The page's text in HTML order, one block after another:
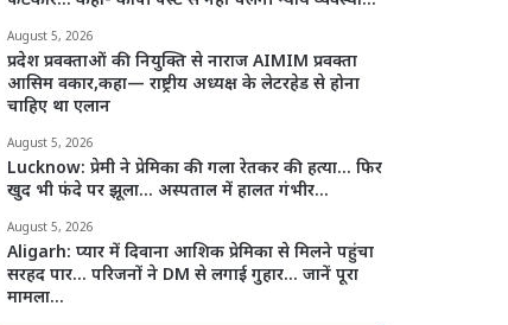
August 5, 2026
प्रदेश प्रवक्ताओं की नियुक्ति से नाराज AIMIM प्रवक्ता
आसिम वकार,कहा— राष्ट्रीय अध्यक्ष के लेटरहेड से होना
चाहिए था एलान
August 5, 2026
Lucknow: प्रेमी ने प्रेमिका की गला रेतकर की हत्या… फिर
खुद भी फंदे पर झूला… अस्पताल में हालत गंभीर…
August 5, 2026
Aligarh: प्यार में दिवाना आशिक प्रेमिका से मिलने पहुंचा
सरहद पार… परिजनों ने DM से लगाई गुहार… जानें पूरा
मामला…